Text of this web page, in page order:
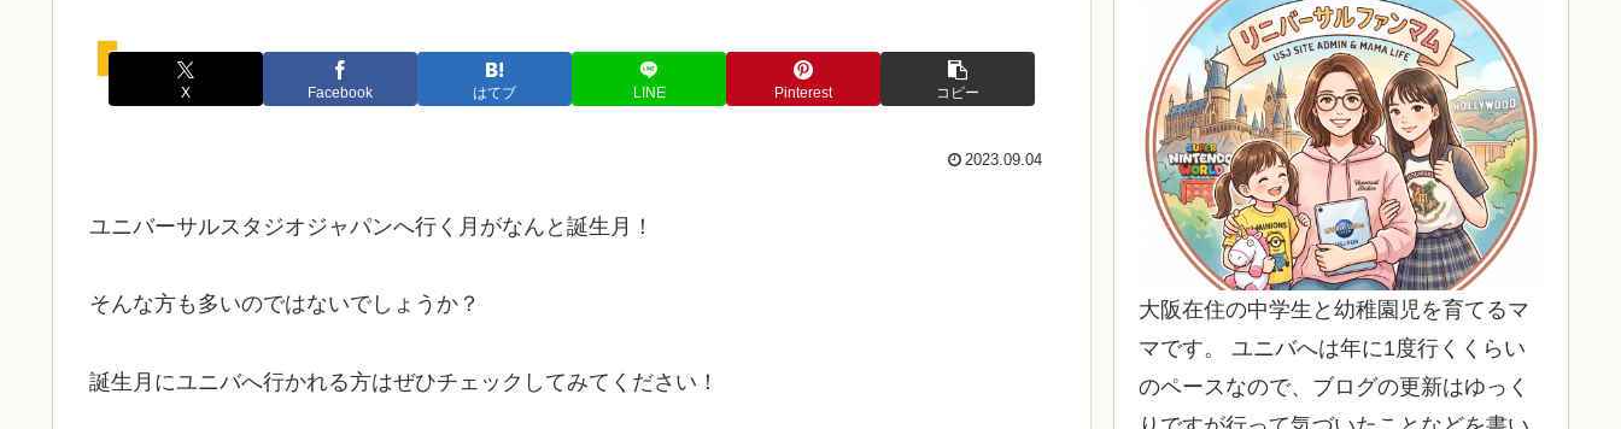
豆知識
X Facebook はてブ LINE Pinterest コピー
2023.09.04
ユニバーサルスタジオジャパンへ行く月がなんと誕生月！
そんな方も多いのではないでしょうか？
誕生月にユニバへ行かれる方はぜひチェックしてみてください！
大阪在住の中学生と幼稚園児を育てるマ
マです。 ユニバへは年に1度行くくらい
のペースなので、ブログの更新はゆっく